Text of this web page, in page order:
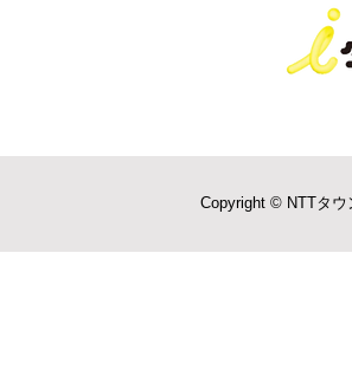
Copyright © NTTタウ